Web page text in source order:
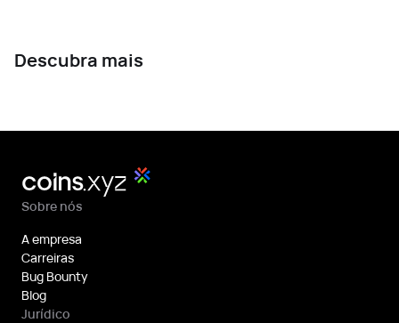
Descubra mais
Sobre nós
A empresa
Carreiras
Bug Bounty
Blog
Jurídico